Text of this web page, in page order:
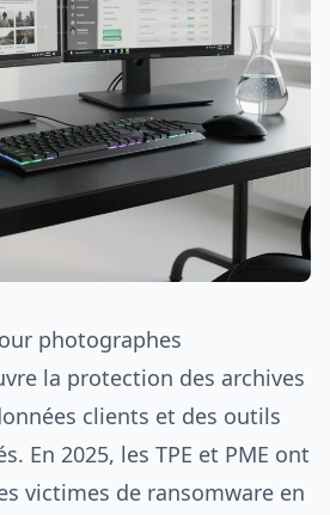
photographes
la protection des archives
clients et des outils
En 2025, les TPE et PME ont
victimes de ransomware en